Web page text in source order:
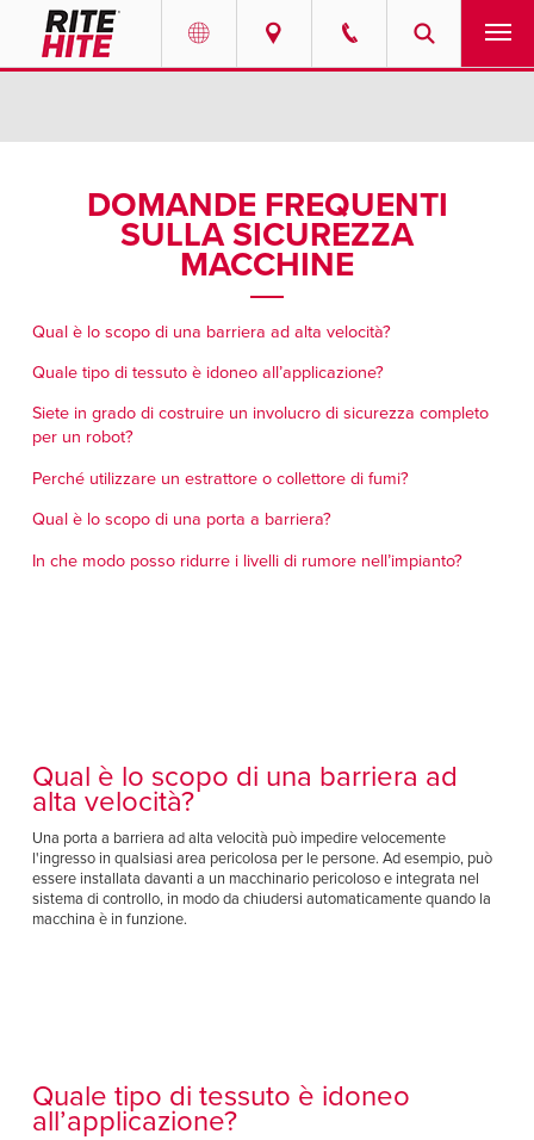
EUROPE
English
中文
MIDDLE EAST/AFRICA
English
SOLUZIONI
CHI SIAMO
CENTRO RISORSE
LAVORATE CON NOI
CERCATE UN RAPPRESENTANTE
DOMANDE FREQUENTI
SULLA SICUREZZA
MACCHINE
Qual è lo scopo di una barriera ad alta velocità?
Quale tipo di tessuto è idoneo all’applicazione?
Siete in grado di costruire un involucro di sicurezza completo
per un robot?
Perché utilizzare un estrattore o collettore di fumi?
Qual è lo scopo di una porta a barriera?
In che modo posso ridurre i livelli di rumore nell’impianto?
Qual è lo scopo di una barriera ad
alta velocità?
Una porta a barriera ad alta velocità può impedire velocemente
l'ingresso in qualsiasi area pericolosa per le persone. Ad esempio, può
essere installata davanti a un macchinario pericoloso e integrata nel
sistema di controllo, in modo da chiudersi automaticamente quando la
macchina è in funzione.
Quale tipo di tessuto è idoneo
all’applicazione?